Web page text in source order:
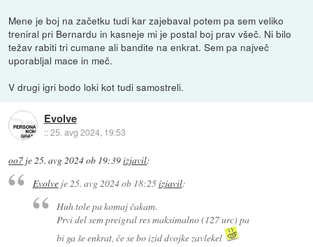
Mene je boj na začetku tudi kar zajebaval potem pa sem veliko
treniral pri Bernardu in kasneje mi je postal boj prav všeč. Ni bilo
težav rabiti tri cumane ali bandite na enkrat. Sem pa največ
uporabljal mace in meč.
V drugi igri bodo loki kot tudi samostreli.
Evolve
::25. avg 2024, 19:53
oo7 je 25. avg 2024 ob 19:39izjavil:
Evolveje25. avg 2024 ob 18:25izjavil:
Huh tole pa komaj čakam.
Prvi del sem preigral res maksimalno (127 urc) pa
bi ga še enkrat, če se bo izid dvojke zavlekel